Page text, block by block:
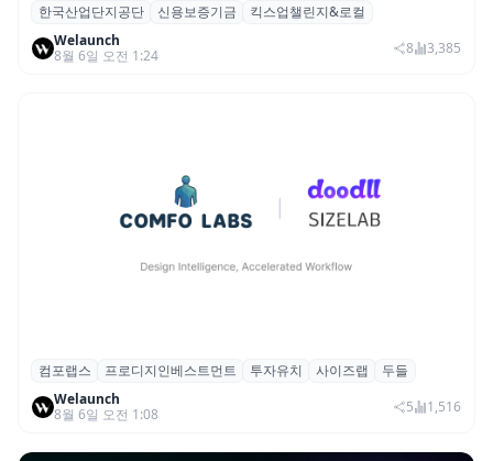
산단공·신보, 2026 ‘킥스업 챌린지&로컬’ 참
여 스타트업 모집
한국산업단지공단 신용보증기금
킥스업챌린지&로컬
Welaunch
8월 6일 오전 1:24
8 3,385
컴포랩스, 프로디지인베스트먼트로부터 시
드 투자 유치
컴포랩스 프로디지인베스트먼트 투자유치 사이즈랩
두들
Welaunch
8월 6일 오전 1:08
5 1,516